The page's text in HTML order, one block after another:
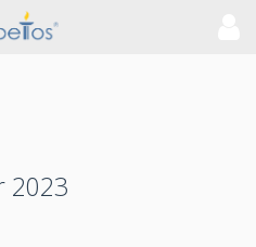
2023